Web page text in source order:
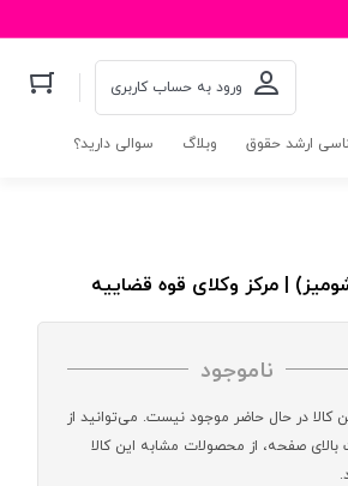
ورود به حساب کاربری
ارشد حقوق وبلاگ سوالی دارید؟
| مرکز وکلای قوه قضاییه
ناموجود
کالا در حال حاضر موجود نیست. می‌توانید از
صفحه، از محصولات مشابه این کالا